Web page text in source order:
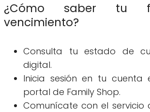
¿Cómo saber tu
vencimiento?
Consulta tu estado de
digital.
Inicia sesión en tu cuenta
portal de Family Shop.
Comunícate con el servicio